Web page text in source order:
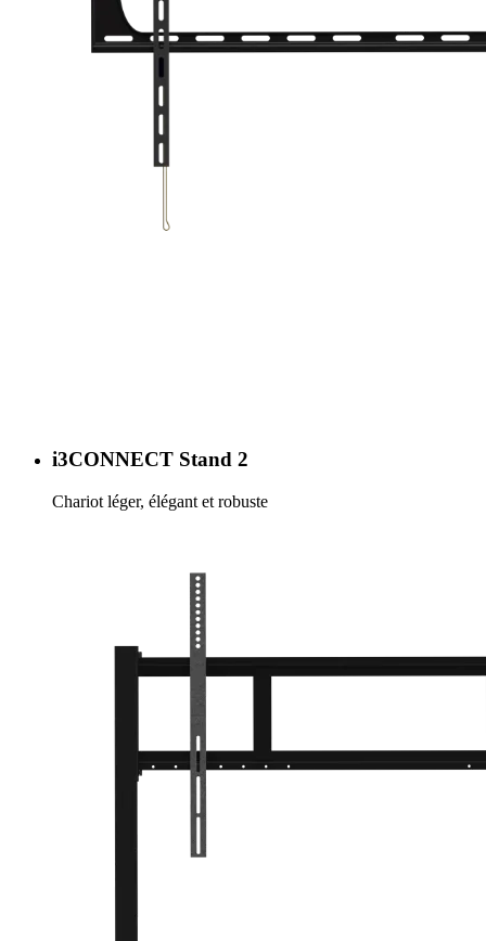
i3CONNECT Stand 2
Chariot léger, élégant et robuste